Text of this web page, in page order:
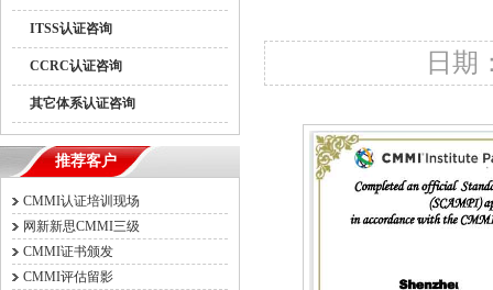
ITSS认证咨询
CCRC认证咨询
其它体系认证咨询
推荐客户
CMMI认证培训现场
网新新思CMMI三级
CMMI证书颁发
CMMI评估留影
日期